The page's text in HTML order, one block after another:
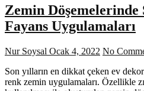
Zemin
Fayans Uygulamaları
Nur Soysal Ocak 4, 2022 No
Son yılların en dikkat çeken ev
renk zemin uygulamaları. Özellikle